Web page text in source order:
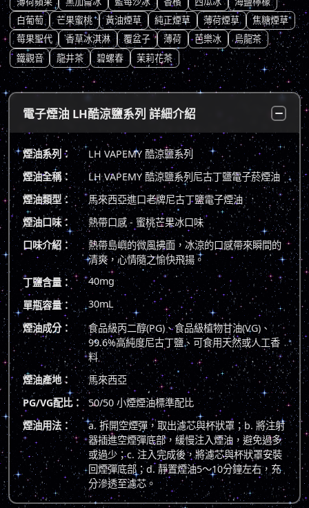
白葡萄
芒果蜜桃 黃油煙草 純正煙草 薄荷煙草
焦糖煙草
莓果聖代
香草冰淇淋 覆盆子 薄荷 芭樂冰
烏龍茶
鐵觀音
龍井茶 碧螺春 茉莉花茶
電子煙油 LH酷涼鹽系列 詳細介紹
煙油系列：
LH VAPEMY 酷涼鹽系列
煙油全稱：
LH VAPEMY 酷涼鹽系列尼古丁鹽電子菸煙油
煙油類型：
馬來西亞進口老牌尼古丁鹽電子煙油
煙油口味：
熱帶口感 - 蜜桃芒果冰口味
口味介紹：
熱帶島嶼的微風拂面，冰涼的口感帶來瞬間的
清爽，心情隨之愉快飛揚。
丁鹽含量：
40mg
單瓶容量：
30mL
煙油成分：
食品級丙二醇(PG)、食品級植物甘油(VG)、
99.6%高純度尼古丁鹽、可食用天然或人工香
料
煙油產地：
馬來西亞
PG/VG配比：
50/50 小煙煙油標準配比
煙油用法：
a. 拆開空煙彈，取出濾芯與杯狀罩；b. 將注射
器插進空煙彈底部，緩慢注入煙油，避免過多
或過少；c. 注入完成後，將濾芯與杯狀罩安裝
回煙彈底部；d. 靜置煙油5～10分鐘左右，充
分滲透至濾芯。